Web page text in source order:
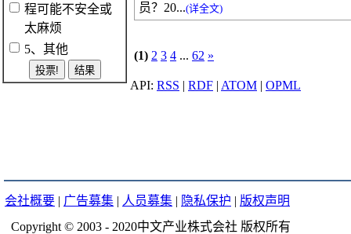
程可能不安全或
太麻烦
5、其他
员？20...(详全文)
(1) 2 3 4 ... 62 »
RSS | RDF | ATOM | OPML
会社概要 | 广告募集 | 人员募集 | 隐私保护 | 版权声明
Copyright © 2003 - 2020中文产业株式会社 版权所有